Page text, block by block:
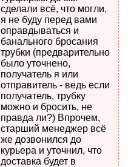
сделали всё, что могли,
я не буду перед вами
оправдываться и
банального бросания
трубки (предварительно
было уточнено,
получатель я или
отправитель - ведь если
получатель, трубку
можно и бросить, не
правда ли?) Впрочем,
старший менеджер всё
же дозвонился до
курьера и уточнил, что
доставка будет в